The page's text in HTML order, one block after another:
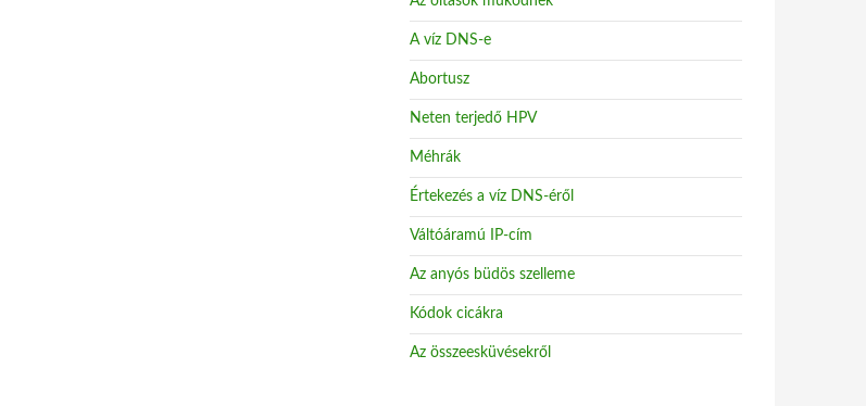
A víz DNS-e
Abortusz
Neten terjedő HPV
Méhrák
Értekezés a víz DNS-éről
Váltóáramú IP-cím
Az anyós büdös szelleme
Kódok cicákra
Az összeesküvésekről